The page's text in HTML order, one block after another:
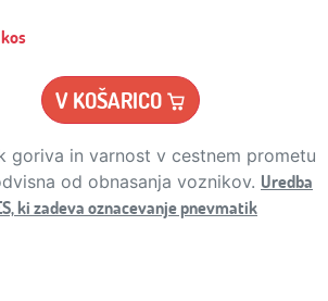
kos
V KOŠARICO
goriva in varnost v cestnem prometu
od obnasanja voznikov. Uredba
ki zadeva oznacevanje pnevmatik